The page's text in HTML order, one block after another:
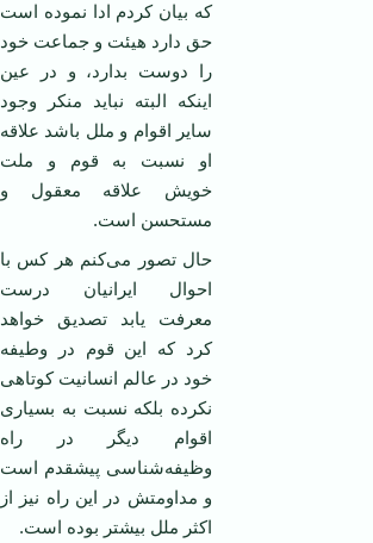
که بیان کردم ادا نموده است
حق دارد هیئت و جماعت خود
را دوست بدارد، و در عین
اینکه البته نباید منکر وجود
سایر اقوام و ملل باشد علاقه
او نسبت به قوم و ملت
خویش علاقه معقول و
مستحسن است.
حال تصور می‌کنم هر کس با
احوال ایرانیان درست
معرفت یابد تصدیق خواهد
کرد که این قوم در وطیفه
خود در عالم انسانیت کوتاهی
نکرده بلکه نسبت به بسیاری
اقوام دیگر در راه
وظیفه‌شناسی پیشقدم است
و مداومتش در این راه نیز از
اکثر ملل بیشتر بوده است.